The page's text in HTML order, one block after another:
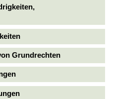
Grundrechten